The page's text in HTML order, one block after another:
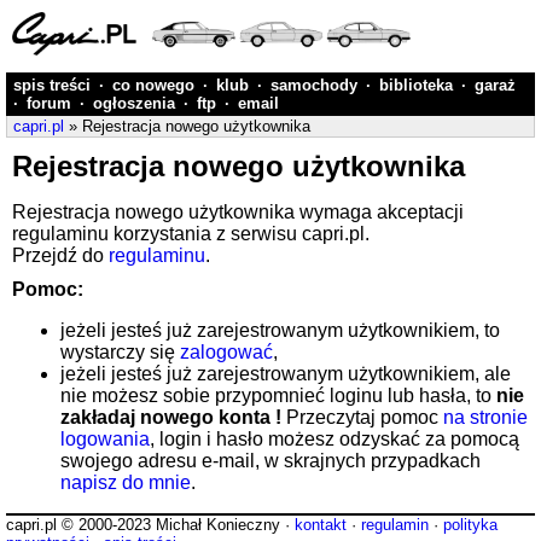
spis treści · co nowego · klub · samochody · biblioteka · garaż
· forum · ogłoszenia · ftp · email
capri.pl » Rejestracja nowego użytkownika
Rejestracja nowego użytkownika
Rejestracja nowego użytkownika wymaga akceptacji
regulaminu korzystania z serwisu capri.pl.
Przejdź do regulaminu.
Pomoc:
jeżeli jesteś już zarejestrowanym użytkownikiem, to
wystarczy się zalogować,
jeżeli jesteś już zarejestrowanym użytkownikiem, ale
nie możesz sobie przypomnieć loginu lub hasła, to nie
zakładaj nowego konta ! Przeczytaj pomoc na stronie
logowania, login i hasło możesz odzyskać za pomocą
swojego adresu e-mail, w skrajnych przypadkach
napisz do mnie.
capri.pl © 2000-2023 Michał Konieczny · kontakt · regulamin · polityka